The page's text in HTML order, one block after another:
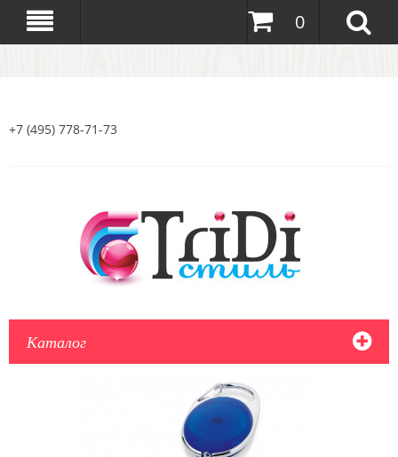
0
+7 (495) 778-71-73
Каталог